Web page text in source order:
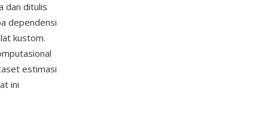
dan ditulis
dependensi
kustom.
estimasi
ini